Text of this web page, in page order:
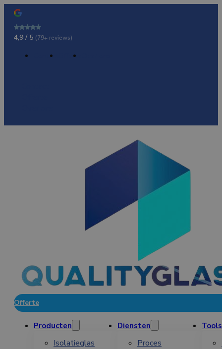
4,9 / 5 (79+ reviews)
Contact Offerte
Offerte
Producten
Isolatieglas
Diensten
Proces
Tools